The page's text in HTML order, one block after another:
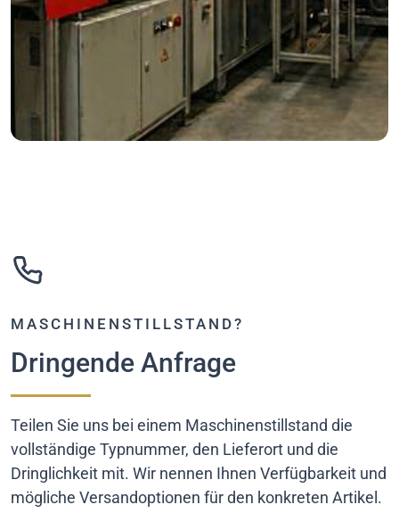
MASCHINENSTILLSTAND?
Dringende Anfrage
Teilen Sie uns bei einem Maschinenstillstand die
vollständige Typnummer, den Lieferort und die
Dringlichkeit mit. Wir nennen Ihnen Verfügbarkeit und
mögliche Versandoptionen für den konkreten Artikel.